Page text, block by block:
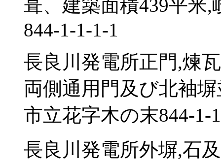
葺、建築面積439平米
844-1-1-1-1
長良川発電所正門,煉
両側通用門及び北袖
市立花字木の末844-1-
長良川発電所外塀,石